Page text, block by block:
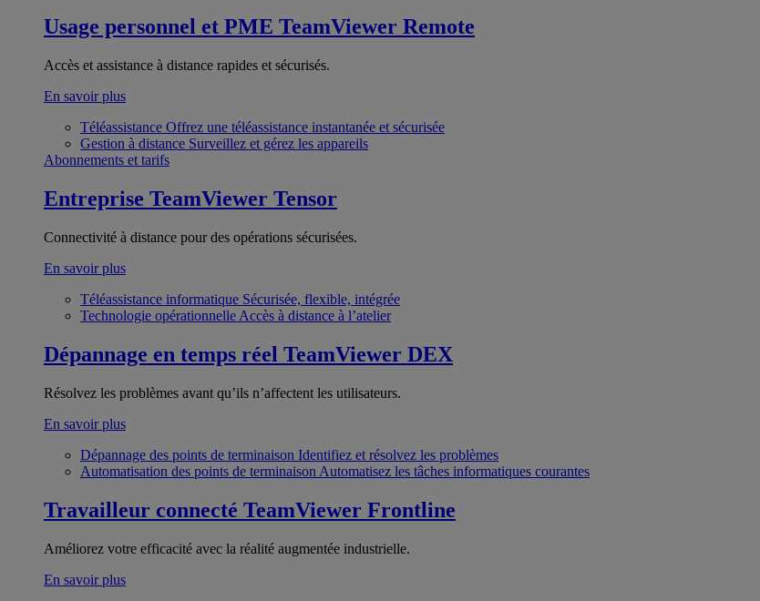
Usage personnel et PME TeamViewer Remote
Accès et assistance à distance rapides et sécurisés.
En savoir plus
Téléassistance Offrez une téléassistance instantanée et sécurisée
Gestion à distance Surveillez et gérez les appareils
Abonnements et tarifs
Entreprise TeamViewer Tensor
Connectivité à distance pour des opérations sécurisées.
En savoir plus
Téléassistance informatique Sécurisée, flexible, intégrée
Technologie opérationnelle Accès à distance à l’atelier
Dépannage en temps réel TeamViewer DEX
Résolvez les problèmes avant qu’ils n’affectent les utilisateurs.
En savoir plus
Dépannage des points de terminaison Identifiez et résolvez les problèmes
Automatisation des points de terminaison Automatisez les tâches informatiques courantes
Travailleur connecté TeamViewer Frontline
Améliorez votre efficacité avec la réalité augmentée industrielle.
En savoir plus